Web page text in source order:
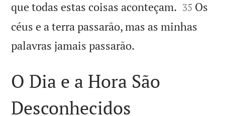
que todas estas coisas aconteçam. 

35 Os
céus e a terra passarão, mas as minhas
palavras jamais passarão.
O Dia e a Hora São
Desconhecidos